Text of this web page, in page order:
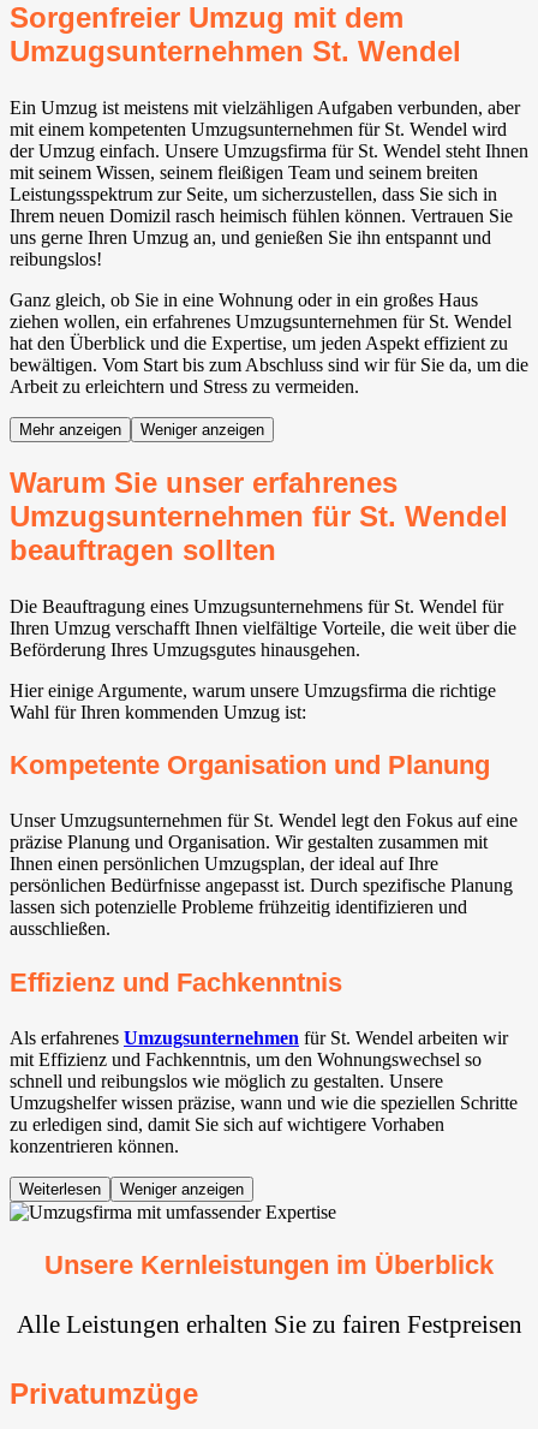
Sorgenfreier Umzug mit dem
Umzugsunternehmen St. Wendel
Ein Umzug ist meistens mit vielzähligen Aufgaben verbunden, aber
mit einem kompetenten Umzugsunternehmen für St. Wendel wird
der Umzug einfach. Unsere Umzugsfirma für St. Wendel steht Ihnen
mit seinem Wissen, seinem fleißigen Team und seinem breiten
Leistungsspektrum zur Seite, um sicherzustellen, dass Sie sich in
Ihrem neuen Domizil rasch heimisch fühlen können. Vertrauen Sie
uns gerne Ihren Umzug an, und genießen Sie ihn entspannt und
reibungslos!
Ganz gleich, ob Sie in eine Wohnung oder in ein großes Haus
ziehen wollen, ein erfahrenes Umzugsunternehmen für St. Wendel
hat den Überblick und die Expertise, um jeden Aspekt effizient zu
bewältigen. Vom Start bis zum Abschluss sind wir für Sie da, um die
Arbeit zu erleichtern und Stress zu vermeiden.
Mehr anzeigen Weniger anzeigen
Warum Sie unser erfahrenes
Umzugsunternehmen für St. Wendel
beauftragen sollten
Die Beauftragung eines Umzugsunternehmens für St. Wendel für
Ihren Umzug verschafft Ihnen vielfältige Vorteile, die weit über die
Beförderung Ihres Umzugsgutes hinausgehen.
Hier einige Argumente, warum unsere Umzugsfirma die richtige
Wahl für Ihren kommenden Umzug ist:
Kompetente Organisation und Planung
Unser Umzugsunternehmen für St. Wendel legt den Fokus auf eine
präzise Planung und Organisation. Wir gestalten zusammen mit
Ihnen einen persönlichen Umzugsplan, der ideal auf Ihre
persönlichen Bedürfnisse angepasst ist. Durch spezifische Planung
lassen sich potenzielle Probleme frühzeitig identifizieren und
ausschließen.
Effizienz und Fachkenntnis
Als erfahrenes Umzugsunternehmen für St. Wendel arbeiten wir
mit Effizienz und Fachkenntnis, um den Wohnungswechsel so
schnell und reibungslos wie möglich zu gestalten. Unsere
Umzugshelfer wissen präzise, wann und wie die speziellen Schritte
zu erledigen sind, damit Sie sich auf wichtigere Vorhaben
konzentrieren können.
Weiterlesen Weniger anzeigen
Unsere Kernleistungen im Überblick
Alle Leistungen erhalten Sie zu fairen Festpreisen
Privatumzüge